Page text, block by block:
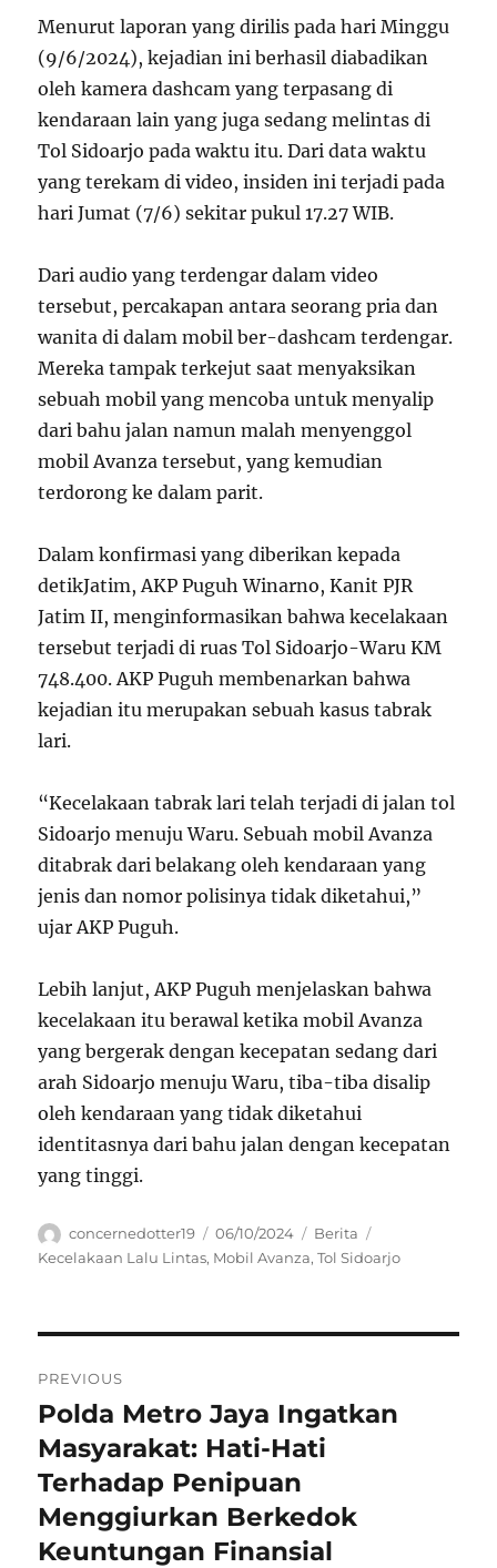
Menurut laporan yang dirilis pada hari Minggu
(9/6/2024), kejadian ini berhasil diabadikan
oleh kamera dashcam yang terpasang di
kendaraan lain yang juga sedang melintas di
Tol Sidoarjo pada waktu itu. Dari data waktu
yang terekam di video, insiden ini terjadi pada
hari Jumat (7/6) sekitar pukul 17.27 WIB.
Dari audio yang terdengar dalam video
tersebut, percakapan antara seorang pria dan
wanita di dalam mobil ber-dashcam terdengar.
Mereka tampak terkejut saat menyaksikan
sebuah mobil yang mencoba untuk menyalip
dari bahu jalan namun malah menyenggol
mobil Avanza tersebut, yang kemudian
terdorong ke dalam parit.
Dalam konfirmasi yang diberikan kepada
detikJatim, AKP Puguh Winarno, Kanit PJR
Jatim II, menginformasikan bahwa kecelakaan
tersebut terjadi di ruas Tol Sidoarjo-Waru KM
748.400. AKP Puguh membenarkan bahwa
kejadian itu merupakan sebuah kasus tabrak
lari.
“Kecelakaan tabrak lari telah terjadi di jalan tol
Sidoarjo menuju Waru. Sebuah mobil Avanza
ditabrak dari belakang oleh kendaraan yang
jenis dan nomor polisinya tidak diketahui,”
ujar AKP Puguh.
Lebih lanjut, AKP Puguh menjelaskan bahwa
kecelakaan itu berawal ketika mobil Avanza
yang bergerak dengan kecepatan sedang dari
arah Sidoarjo menuju Waru, tiba-tiba disalip
oleh kendaraan yang tidak diketahui
identitasnya dari bahu jalan dengan kecepatan
yang tinggi.
Author
concernedotter19
Posted
on
06/10/2024 Categories
Berita
Kecelakaan Lalu Lintas, Mobil Avanza,Tol Sidoarjo
pos
PREVIOUS
Previous
post:
Polda Metro Jaya Ingatkan
Masyarakat: Hati-Hati
Terhadap Penipuan
Menggiurkan Berkedok
Keuntungan Finansial